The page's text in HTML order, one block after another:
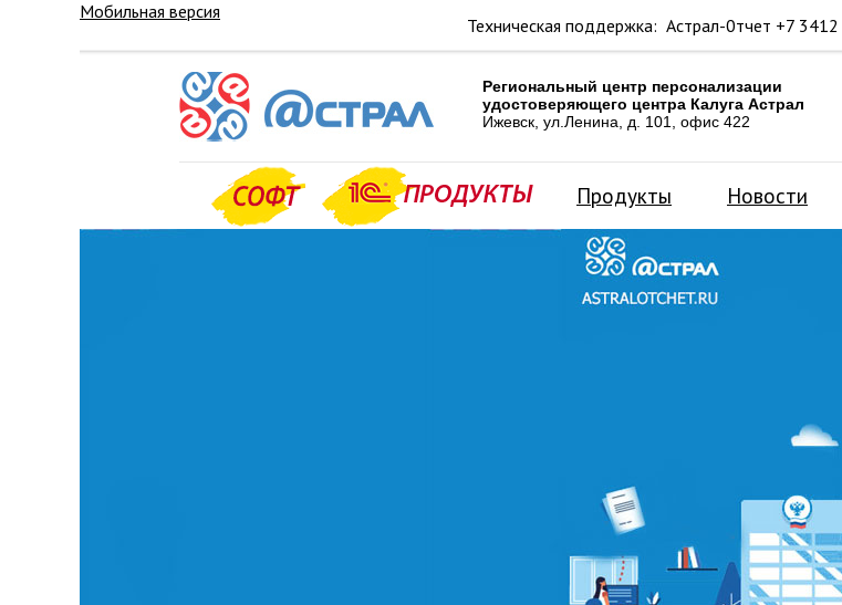
Мобильная версия
Техническая поддержка: Астрал-0тчет +7 3412
Региональный центр персонализации
удостоверяющего центра Калуга Астрал
Ижевск, ул.Ленина, д. 101, офис 422
Новости
Продукты